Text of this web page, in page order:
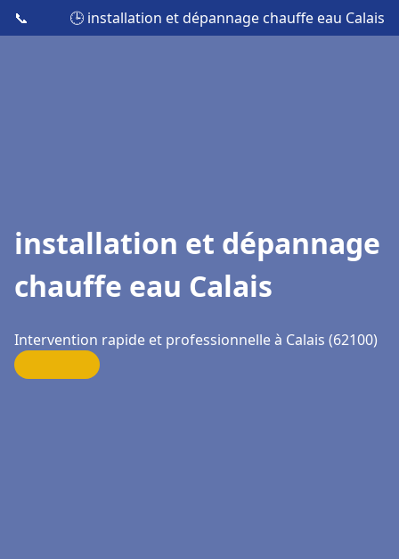
📞 🕒 installation et dépannage chauffe eau Calais
installation et dépannage
chauffe eau Calais
Intervention rapide et professionnelle à Calais (62100)